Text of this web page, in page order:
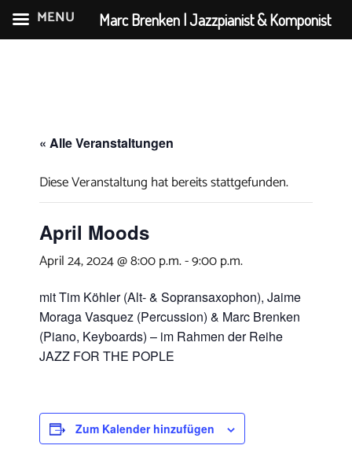
« Alle Veranstaltungen
Diese Veranstaltung hat bereits stattgefunden.
April Moods
April 24, 2024 @ 8:00 p.m.-9:00 p.m.
mit Tim Köhler (Alt- & Sopransaxophon), Jaime
Moraga Vasquez (Percussion) & Marc Brenken
(Piano, Keyboards) – im Rahmen der Reihe
JAZZ FOR THE POPLE
Zum Kalender hinzufügen
MENU Marc Brenken | Jazzpianist & Komponist